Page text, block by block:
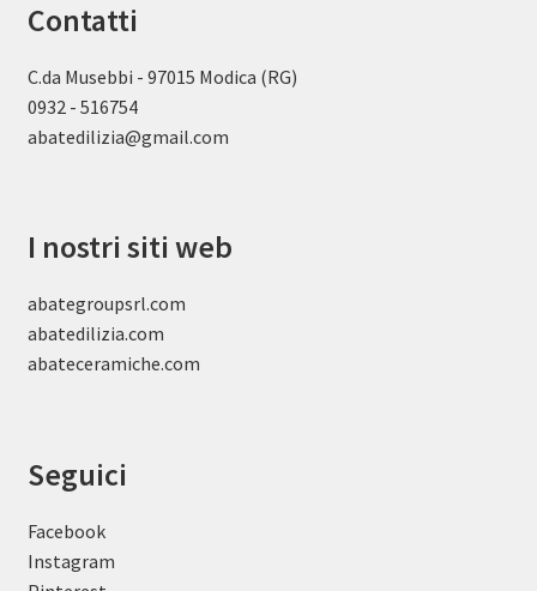
Contatti
C.da Musebbi - 97015 Modica (RG)
0932 - 516754
abatedilizia@gmail.com
I nostri siti web
abategroupsrl.com
abatedilizia.com
abateceramiche.com
Seguici
Facebook
Instagram